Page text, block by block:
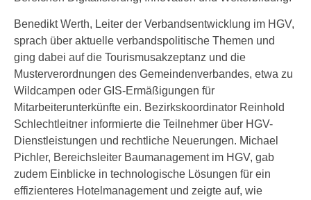
Benedikt Werth, Leiter der Verbandsentwicklung im HGV,
sprach über aktuelle verbandspolitische Themen und
ging dabei auf die Tourismusakzeptanz und die
Musterverordnungen des Gemeindenverbandes, etwa zu
Wildcampen oder GIS-Ermäßigungen für
Mitarbeiterunterkünfte ein. Bezirkskoordinator Reinhold
Schlechtleitner informierte die Teilnehmer über HGV-
Dienstleistungen und rechtliche Neuerungen. Michael
Pichler, Bereichsleiter Baumanagement im HGV, gab
zudem Einblicke in technologische Lösungen für ein
effizienteres Hotelmanagement und zeigte auf, wie